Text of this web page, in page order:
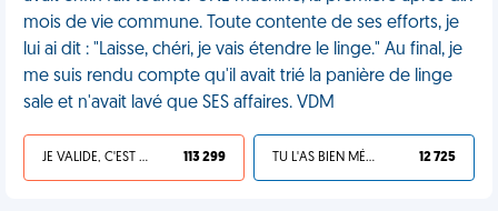
mois de vie commune. Toute contente de ses efforts, je
lui ai dit : "Laisse, chéri, je vais étendre le linge." Au final, je
me suis rendu compte qu'il avait trié la panière de linge
sale et n'avait lavé que SES affaires. VDM
JE VALIDE, C'EST UNE VDM 113 299 TU L'AS BIEN MÉRITÉ 12 725